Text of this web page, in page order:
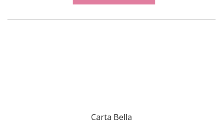
Carta Bella